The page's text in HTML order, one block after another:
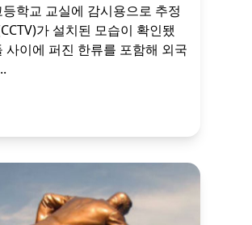
학교 교실에 감시용으로 추정
가 설치된 모습이 확인됐
사이에 퍼진 한류를 포함해 외국